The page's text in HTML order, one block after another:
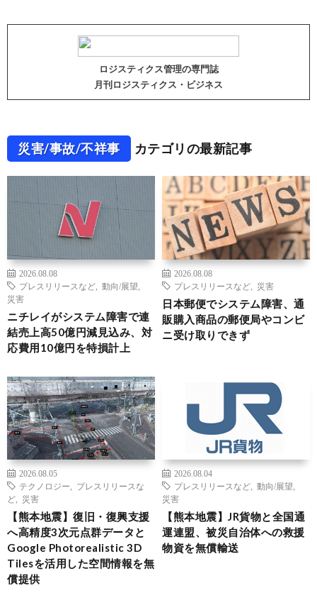
ロジスティクス管理の専門誌
月刊ロジスティクス・ビジネス
災害/事故/不祥事 カテゴリの最新記事
2026.08.08
プレスリリースなど
動向/展望
災害
ニチレイがシステム障害で連
結売上高50億円減見込み、対
応費用10億円を特損計上
2026.08.08
プレスリリースなど
災害
日本郵便でシステム障害、通
販購入商品の郵便局やコンビ
ニ受け取りできず
2026.08.05
テクノロジー
プレスリリースな
ど
災害
【熊本地震】復旧・復興支援
へ高精度3次元点群データと
Google Photorealistic 3D
Tilesを活用した空間情報を無
償提供
2026.08.04
プレスリリースなど
動向/展望
災害
【熊本地震】JR貨物と全国通
運連盟、被災自治体への救援
物資を無償輸送